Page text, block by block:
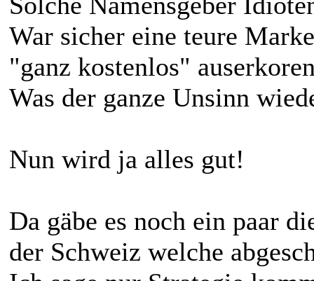
War sicher eine teure
"ganz kostenlos"
Was der ganze Unsinn
Nun wird ja alles gut!
Da gäbe es noch ein paar
der Schweiz welche